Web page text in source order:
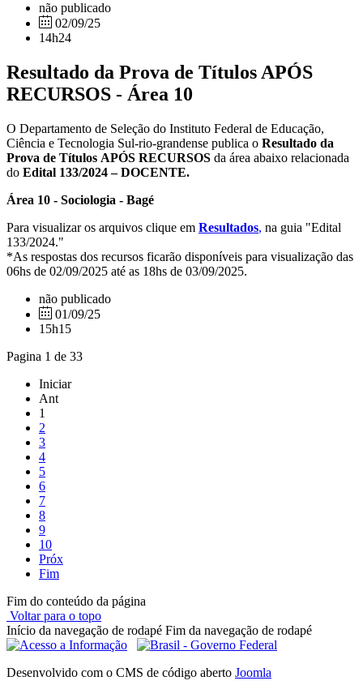
não publicado
02/09/25
14h24
Resultado da Prova de Títulos APÓS
RECURSOS - Área 10
O Departamento de Seleção do Instituto Federal de Educação,
Ciência e Tecnologia Sul-rio-grandense publica o Resultado da
Prova de Títulos APÓS RECURSOS da área abaixo relacionada
do Edital 133/2024 – DOCENTE.
Área 10 - Sociologia - Bagé
Para visualizar os arquivos clique em Resultados, na guia "Edital
133/2024."
*As respostas dos recursos ficarão disponíveis para visualização das
06hs de 02/09/2025 até as 18hs de 03/09/2025.
não publicado
01/09/25
15h15
Pagina 1 de 33
Iniciar
Ant
1
2
3
4
5
6
7
8
9
10
Próx
Fim
Fim do conteúdo da página
Voltar para o topo
Início da navegação de rodapé Fim da navegação de rodapé
Desenvolvido com o CMS de código aberto Joomla